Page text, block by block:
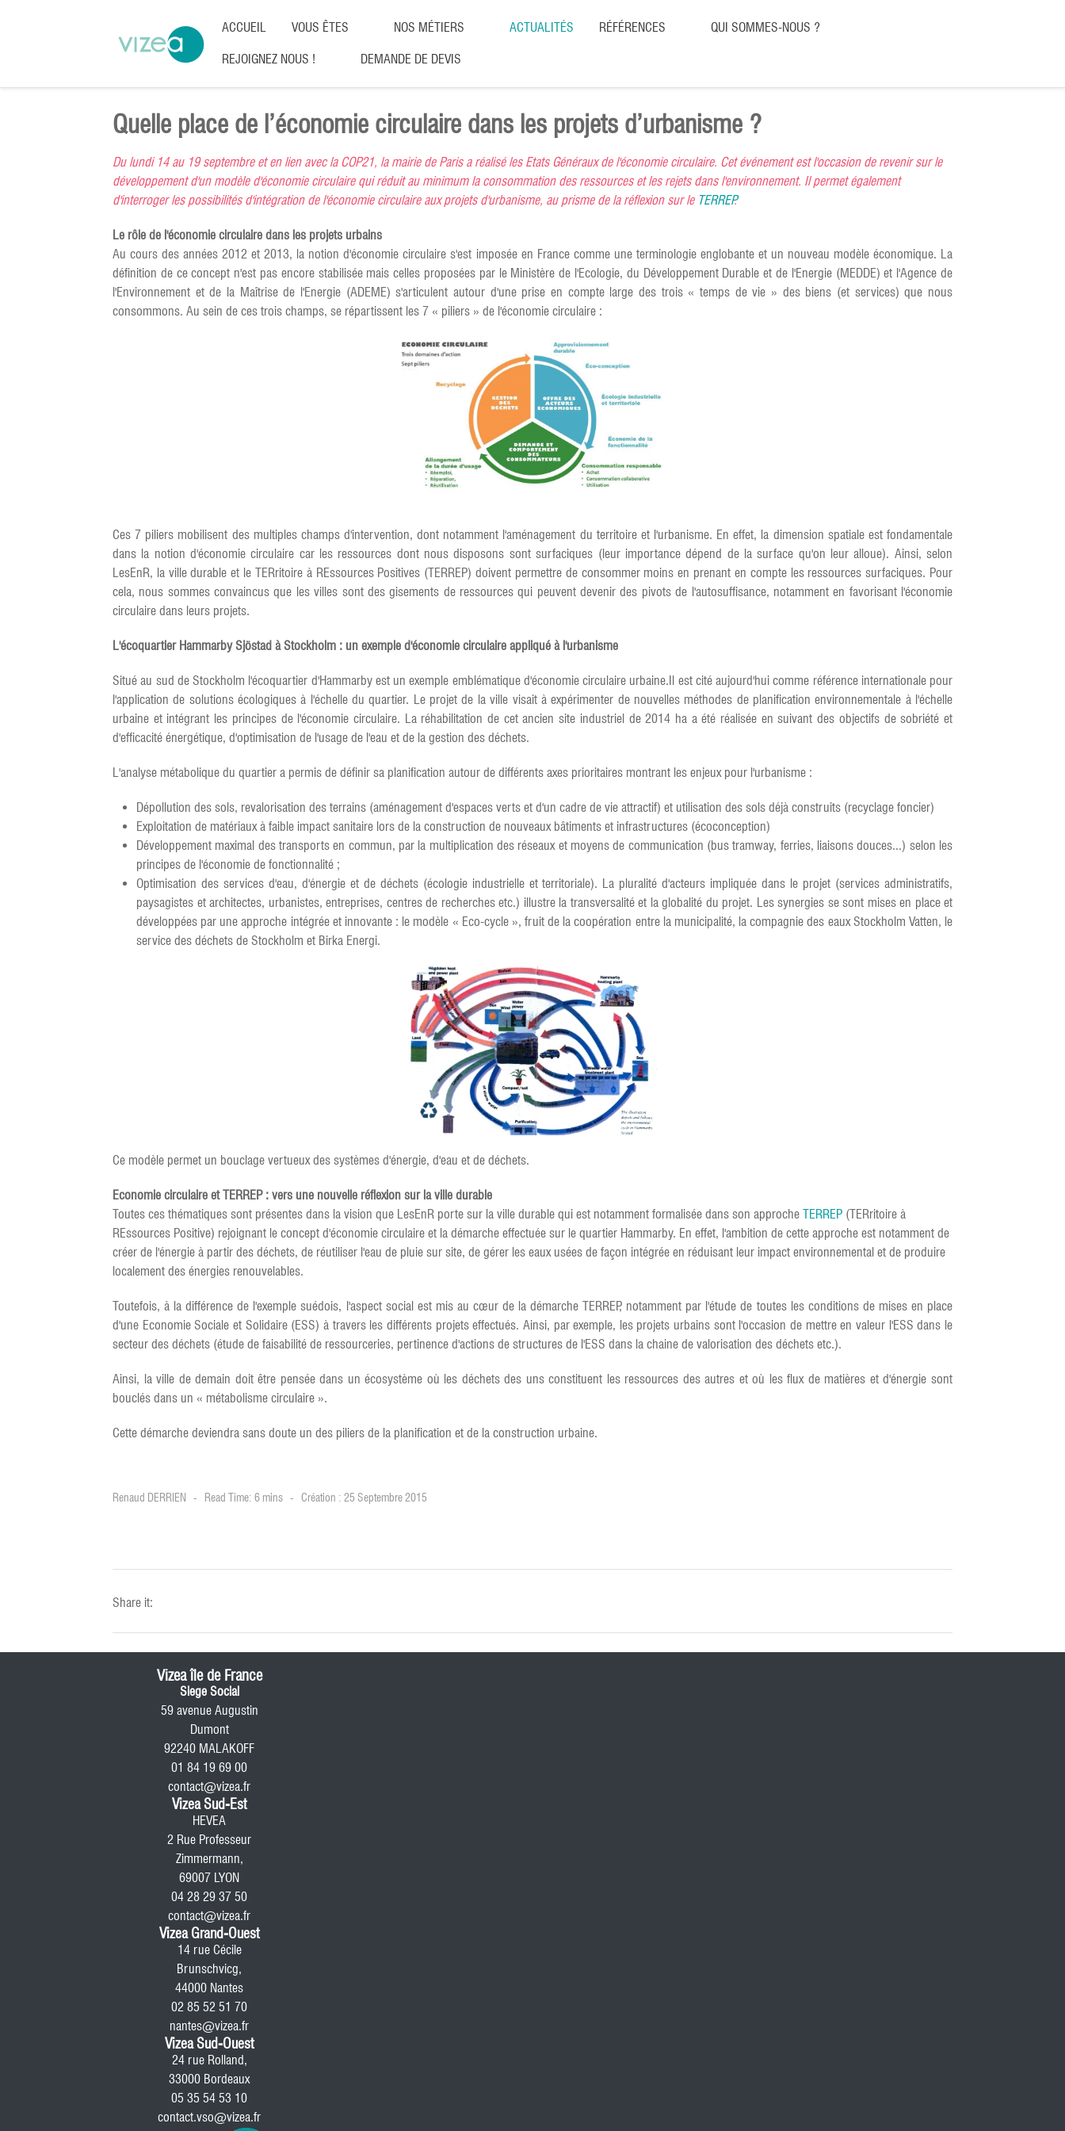
ACCUEIL VOUS ÊTES NOS MÉTIERS ACTUALITÉS RÉFÉRENCES QUI SOMMES-NOUS ?
REJOIGNEZ NOUS ! DEMANDE DE DEVIS
Quelle place de l’économie circulaire dans les projets d’urbanisme ?
Du lundi 14 au 19 septembre et en lien avec la COP21, la mairie de Paris a réalisé les Etats Généraux de l'économie circulaire. Cet événement est l'occasion de revenir sur le
développement d'un modèle d'économie circulaire qui réduit au minimum la consommation des ressources et les rejets dans l'environnement. Il permet également
d'interroger les possibilités d'intégration de l'économie circulaire aux projets d'urbanisme, au prisme de la réflexion sur le TERREP.
Le rôle de l'économie circulaire dans les projets urbains
Au cours des années 2012 et 2013, la notion d'économie circulaire s'est imposée en France comme une terminologie englobante et un nouveau modèle économique. La
définition de ce concept n'est pas encore stabilisée mais celles proposées par le Ministère de l'Ecologie, du Développement Durable et de l'Energie (MEDDE) et l'Agence de
l'Environnement et de la Maîtrise de l'Energie (ADEME) s'articulent autour d'une prise en compte large des trois « temps de vie » des biens (et services) que nous
consommons. Au sein de ces trois champs, se répartissent les 7 « piliers » de l'économie circulaire :
Ces 7 piliers mobilisent des multiples champs d'intervention, dont notamment l'aménagement du territoire et l'urbanisme. En effet, la dimension spatiale est fondamentale
dans la notion d'économie circulaire car les ressources dont nous disposons sont surfaciques (leur importance dépend de la surface qu'on leur alloue). Ainsi, selon
LesEnR, la ville durable et le TERritoire à REssources Positives (TERREP) doivent permettre de consommer moins en prenant en compte les ressources surfaciques. Pour
cela, nous sommes convaincus que les villes sont des gisements de ressources qui peuvent devenir des pivots de l'autosuffisance, notamment en favorisant l'économie
circulaire dans leurs projets.
L'écoquartier Hammarby Sjöstad à Stockholm : un exemple d'économie circulaire appliqué à l'urbanisme
Situé au sud de Stockholm l'écoquartier d'Hammarby est un exemple emblématique d'économie circulaire urbaine.Il est cité aujourd'hui comme référence internationale pour
l'application de solutions écologiques à l'échelle du quartier. Le projet de la ville visait à expérimenter de nouvelles méthodes de planification environnementale à l'échelle
urbaine et intégrant les principes de l'économie circulaire. La réhabilitation de cet ancien site industriel de 2014 ha a été réalisée en suivant des objectifs de sobriété et
d'efficacité énergétique, d'optimisation de l'usage de l'eau et de la gestion des déchets.
L'analyse métabolique du quartier a permis de définir sa planification autour de différents axes prioritaires montrant les enjeux pour l'urbanisme :
Dépollution des sols, revalorisation des terrains (aménagement d'espaces verts et d'un cadre de vie attractif) et utilisation des sols déjà construits (recyclage foncier)
Exploitation de matériaux à faible impact sanitaire lors de la construction de nouveaux bâtiments et infrastructures (écoconception)
Développement maximal des transports en commun, par la multiplication des réseaux et moyens de communication (bus tramway, ferries, liaisons douces...) selon les
principes de l'économie de fonctionnalité ;
Optimisation des services d'eau, d'énergie et de déchets (écologie industrielle et territoriale). La pluralité d'acteurs impliquée dans le projet (services administratifs,
paysagistes et architectes, urbanistes, entreprises, centres de recherches etc.) illustre la transversalité et la globalité du projet. Les synergies se sont mises en place et
développées par une approche intégrée et innovante : le modèle « Eco-cycle », fruit de la coopération entre la municipalité, la compagnie des eaux Stockholm Vatten, le
service des déchets de Stockholm et Birka Energi.
Ce modèle permet un bouclage vertueux des systèmes d'énergie, d'eau et de déchets.
Economie circulaire et TERREP : vers une nouvelle réflexion sur la ville durable
Toutes ces thématiques sont présentes dans la vision que LesEnR porte sur la ville durable qui est notamment formalisée dans son approche TERREP (TERritoire à
REssources Positive) rejoignant le concept d'économie circulaire et la démarche effectuée sur le quartier Hammarby. En effet, l'ambition de cette approche est notamment de
créer de l'énergie à partir des déchets, de réutiliser l'eau de pluie sur site, de gérer les eaux usées de façon intégrée en réduisant leur impact environnemental et de produire
localement des énergies renouvelables.
Toutefois, à la différence de l'exemple suédois, l'aspect social est mis au cœur de la démarche TERREP, notamment par l'étude de toutes les conditions de mises en place
d'une Economie Sociale et Solidaire (ESS) à travers les différents projets effectués. Ainsi, par exemple, les projets urbains sont l'occasion de mettre en valeur l'ESS dans le
secteur des déchets (étude de faisabilité de ressourceries, pertinence d'actions de structures de l'ESS dans la chaine de valorisation des déchets etc.).
Ainsi, la ville de demain doit être pensée dans un écosystème où les déchets des uns constituent les ressources des autres et où les flux de matières et d'énergie sont
bouclés dans un « métabolisme circulaire ».
Cette démarche deviendra sans doute un des piliers de la planification et de la construction urbaine.
Renaud DERRIEN Read Time: 6 mins Création : 25 Septembre 2015
Share it:
Vizea île de France
Siege Social
59 avenue Augustin
Dumont
92240 MALAKOFF
01 84 19 69 00
contact@vizea.fr
Vizea Sud-Est
HEVEA
2 Rue Professeur
Zimmermann,
69007 LYON
04 28 29 37 50
contact@vizea.fr
Vizea Grand-Ouest
14 rue Cécile
Brunschvicg,
44000 Nantes
02 85 52 51 70
nantes@vizea.fr
Vizea Sud-Ouest
24 rue Rolland,
33000 Bordeaux
05 35 54 53 10
contact.vso@vizea.fr